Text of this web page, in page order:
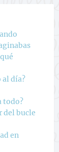
al día?
todo?
del bucle
en